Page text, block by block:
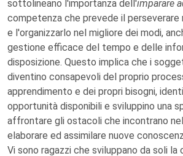
sottolineano l'importanza dell'imparare
competenza che prevede il perseverare
e l'organizzarlo nel migliore dei modi,
gestione efficace del tempo e delle
disposizione. Questo implica che i
diventino consapevoli del proprio
apprendimento e dei propri bisogni,
opportunità disponibili e sviluppino una
affrontare gli ostacoli che incontrano
elaborare ed assimilare nuove
Vi sono ragazzi che sviluppano da soli la